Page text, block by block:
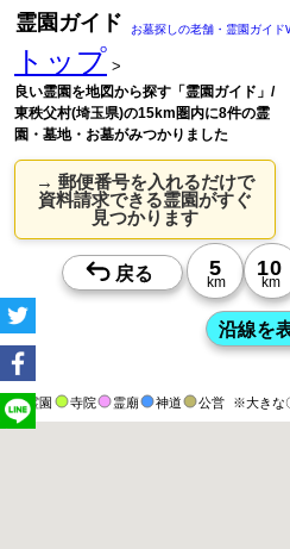
霊園ガイド お墓探しの老舗・霊園ガイド
トップ >
良い霊園を地図から探す「霊園ガイド」/
東秩父村(埼玉県)の15km圏内に8件の霊
園・墓地・お墓がみつかりました
→ 郵便番号を入れるだけで
資料請求できる霊園がすぐ
見つかります
霊園 寺院 霊廟 神道 公営 ※大きな